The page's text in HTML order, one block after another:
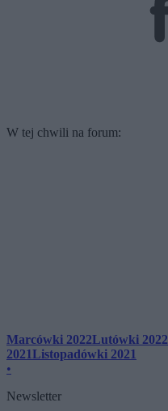
W tej chwili na forum:
Marcówki 2022Lutówki 2022
2021Listopadówki 2021
•
Newsletter